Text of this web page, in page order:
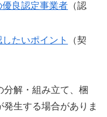
良認定事業者 （認
たいポイント
（契
解・組み立て、梱
生する場合がありま